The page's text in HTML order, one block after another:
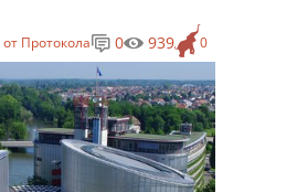
Протокола 0
0 939